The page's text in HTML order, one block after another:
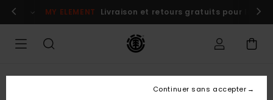
l'information
maintenantMY ELEMENT Livraison et retours gratuits pour les
Continuer sans accepter